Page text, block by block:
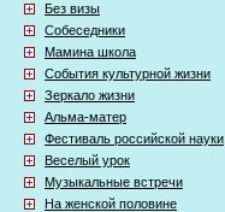
Без визы
Собеседники
Мамина школа
События культурной жизни
Зеркало жизни
Альма-матер
Фестиваль российской науки
Веселый урок
Музыкальные встречи
На женской половине